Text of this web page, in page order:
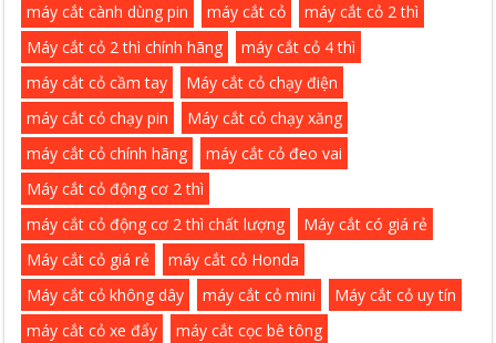
máy cắt cành dùng pin
máy cắt cỏ
máy cắt cỏ 2 thì
Máy cắt cỏ 2 thì chính hãng
máy cắt cỏ 4 thì
máy cắt cỏ cầm tay
Máy cắt cỏ chạy điện
máy cắt cỏ chạy pin
Máy cắt cỏ chạy xăng
máy cắt cỏ chính hãng
máy cắt cỏ đeo vai
Máy cắt cỏ động cơ 2 thì
máy cắt cỏ động cơ 2 thì chất lượng
Máy cắt có giá rẻ
Máy cắt cỏ giá rẻ
máy cắt cỏ Honda
Máy cắt cỏ không dây
máy cắt cỏ mini
Máy cắt cỏ uy tín
máy cắt cỏ xe đẩy
máy cắt cọc bê tông